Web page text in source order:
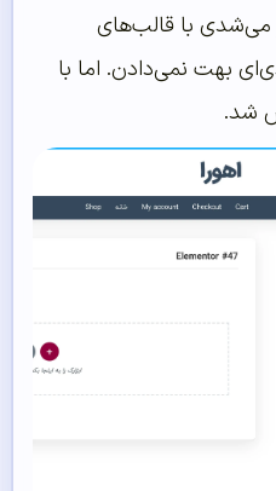
می‌شدی با قالب‌های
بهت نمی‌دادن. اما با
شد.